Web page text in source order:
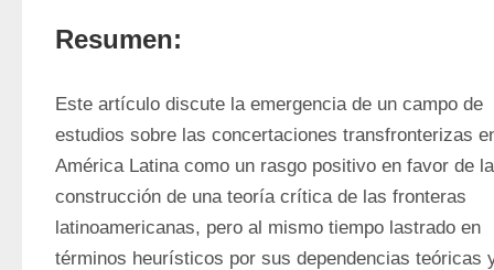
Resumen:
Este artículo discute la emergencia de un campo de
estudios sobre las concertaciones transfronterizas
América Latina como un rasgo positivo en favor de la
construcción de una teoría crítica de las fronteras
latinoamericanas, pero al mismo tiempo lastrado en
términos heurísticos por sus dependencias teóricas